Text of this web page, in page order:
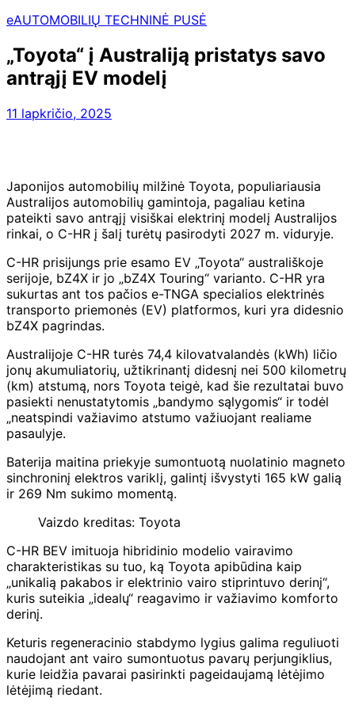
eAUTOMOBILIŲ TECHNINĖ PUSĖ
„Toyota“ į Australiją pristatys savo
antrąjį EV modelį
11 lapkričio, 2025
Japonijos automobilių milžinė Toyota, populiariausia
Australijos automobilių gamintoja, pagaliau ketina
pateikti savo antrąjį visiškai elektrinį modelį Australijos
rinkai, o C-HR į šalį turėtų pasirodyti 2027 m. viduryje.
C-HR prisijungs prie esamo EV „Toyota“ australiškoje
serijoje, bZ4X ir jo „bZ4X Touring“ varianto. C-HR yra
sukurtas ant tos pačios e-TNGA specialios elektrinės
transporto priemonės (EV) platformos, kuri yra didesnio
bZ4X pagrindas.
Australijoje C-HR turės 74,4 kilovatvalandės (kWh) ličio
jonų akumuliatorių, užtikrinantį didesnį nei 500 kilometrų
(km) atstumą, nors Toyota teigė, kad šie rezultatai buvo
pasiekti nenustatytomis „bandymo sąlygomis“ ir todėl
„neatspindi važiavimo atstumo važiuojant realiame
pasaulyje.
Baterija maitina priekyje sumontuotą nuolatinio magneto
sinchroninį elektros variklį, galintį išvystyti 165 kW galią
ir 269 Nm sukimo momentą.
Vaizdo kreditas: Toyota
C-HR BEV imituoja hibridinio modelio vairavimo
charakteristikas su tuo, ką Toyota apibūdina kaip
„unikalią pakabos ir elektrinio vairo stiprintuvo derinį“,
kuris suteikia „idealų“ reagavimo ir važiavimo komforto
derinį.
Keturis regeneracinio stabdymo lygius galima reguliuoti
naudojant ant vairo sumontuotus pavarų perjungiklius,
kurie leidžia pavarai pasirinkti pageidaujamą lėtėjimo
lėtėjimą riedant.